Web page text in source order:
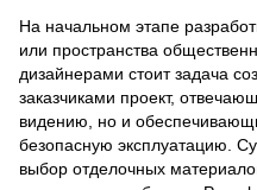
На начальном этапе
или пространства
дизайнерами стоит задача
заказчиками проект,
видению, но и
безопасную эксплуатацию.
выбор отделочных